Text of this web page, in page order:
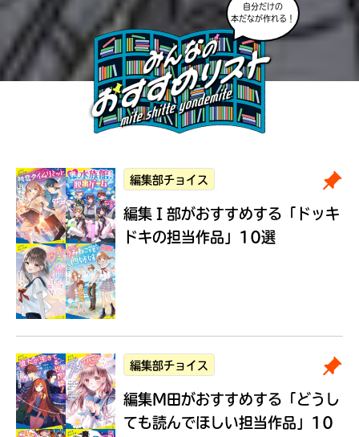
自分だけの
本だなが作れる！
編集部チョイス
編集Ｉ部がおすすめする 「ドッキ
ドキの担当作品」10選
編集部チョイス
編集M田がおすすめする 「どうし
ても読んでほしい担当作品」10